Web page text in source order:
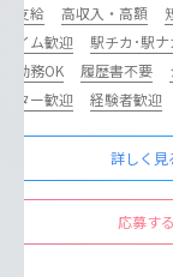
支給
高収入・高額
イム歓迎
駅チカ･駅ナ
勤務OK
履歴書不要
ター歓迎
経験者歓迎
詳しく見
応募する